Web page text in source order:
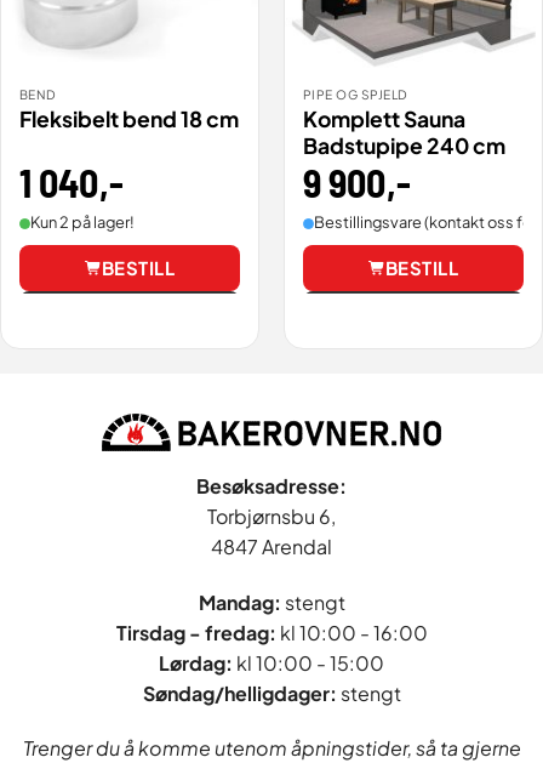
BEND
Fleksibelt bend 18 cm
1 040,-
Kun 2 på lager!
BESTILL
PIPE OG SPJELD
Komplett Sauna
Badstupipe 240 cm
9 900,-
Bestillingsvare (kontakt oss for
BESTILL
Besøksadresse:
Torbjørnsbu 6,
4847 Arendal
Mandag: stengt
Tirsdag - fredag: kl 10:00 - 16:00
Lørdag: kl 10:00 - 15:00
Søndag/helligdager: stengt
Trenger du å komme utenom åpningstider, så ta gjerne